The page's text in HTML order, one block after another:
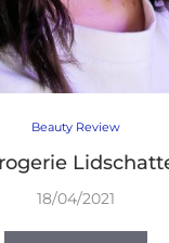
Beauty Review
18/04/2021